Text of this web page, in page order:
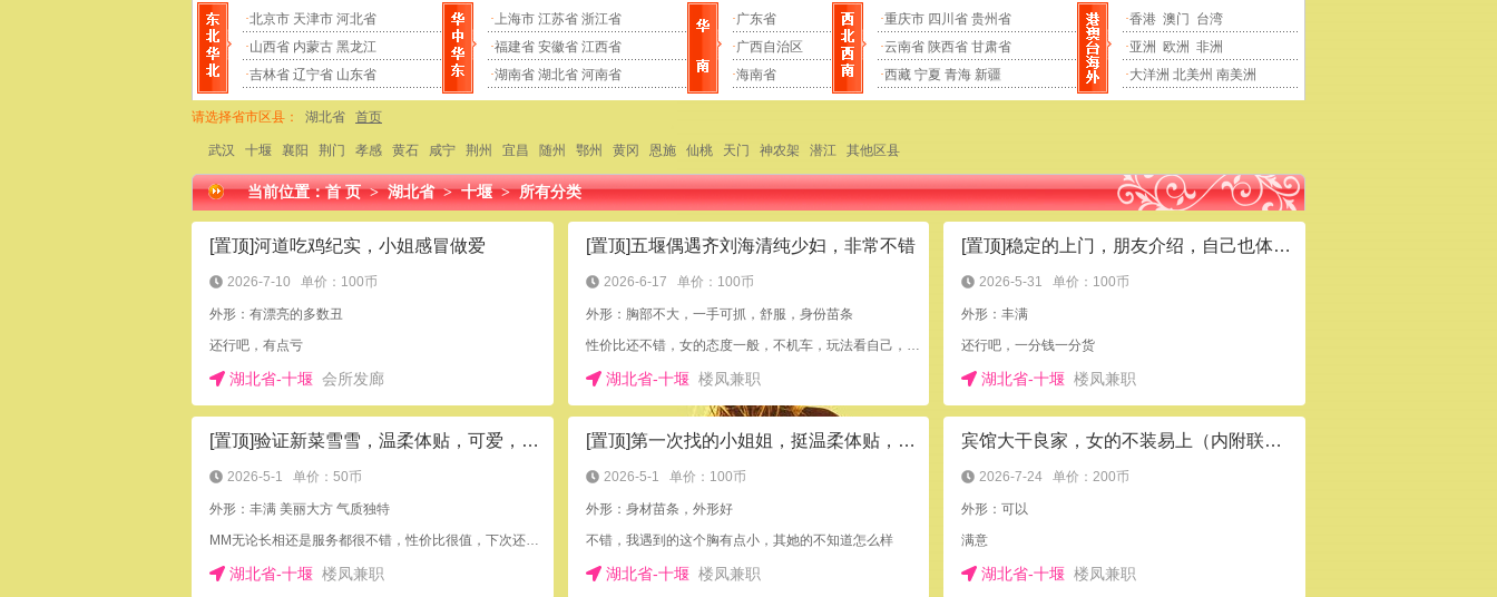
·北京市 天津市 河北省
·山西省 内蒙古 黑龙江
·吉林省 辽宁省 山东省
·上海市 江苏省 浙江省
·福建省 安徽省 江西省
·湖南省 湖北省 河南省
·广东省
·广西自治区
·海南省
·重庆市 四川省 贵州省
·云南省 陕西省 甘肃省
·西藏 宁夏 青海 新疆
·香港 澳门
台湾
·亚洲 欧洲 非洲
·大洋洲 北美州 南美洲
请选择省市区县： 湖北省 首页
武汉 十堰 襄阳 荆门 孝感 黄石 咸宁 荆州 宜昌 随州 鄂州 黄冈 恩施 仙桃 天门 神农架 潜江 其他区县
当前位置：首 页>湖北省>十堰>所有分类
[置顶]河道吃鸡纪实，小姐感冒做爱
2026-7-10 单价：100币
外形：有漂亮的多数丑
还行吧，有点亏
湖北省-十堰 会所发廊
[置顶]五堰偶遇齐刘海清纯少妇，非常不错
2026-6-17 单价：100币
外形：胸部不大，一手可抓，舒服，身份苗条
性价比还不错，女的态度一般，不机车，玩法看自己，顺便玩
湖北省-十堰楼凤兼职
[置顶]稳定的上门，朋友介绍，自己也体验了一下，挺不错的
2026-5-31 单价：100币
外形：丰满
还行吧，一分钱一分货
湖北省-十堰 楼凤兼职
[置顶]验证新菜雪雪，温柔体贴，可爱，性感，不容错过！
2026-5-1 单价：50币
外形：丰满 美丽大方 气质独特
MM无论长相还是服务都很不错，性价比很值，下次还会去。
湖北省-十堰 楼凤兼职
[置顶]第一次找的小姐姐，挺温柔体贴，服务到位
2026-5-1 单价：100币
外形：身材苗条，外形好
不错，我遇到的这个胸有点小，其她的不知道怎么样
湖北省-十堰楼凤兼职
宾馆大干良家，女的不装易上（内附联系qq）
2026-7-24 单价：200币
外形：可以
满意
湖北省-十堰 楼凤兼职